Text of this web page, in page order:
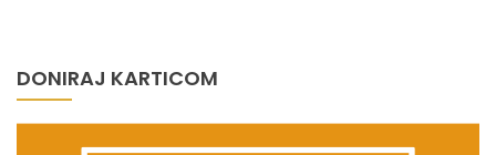
DONIRAJ KARTICOM